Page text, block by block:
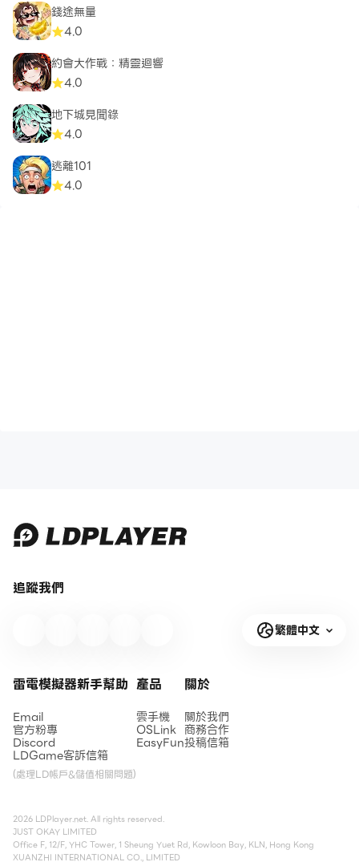
錢途無量
4.0
約會大作戰：精靈迴響
4.0
地下城見聞錄
4.0
逃離101
4.0
追蹤我們
繁體中文
雷電模擬器新手幫助
Email
官方粉專
Discord
LDGame客訴信箱
(處理LD帳戶&儲值相關問題)
產品
雲手機
OSLink
EasyFun
關於
關於我們
商務合作
投稿信箱
2026 LDPlayer.net. All rights reserved.
JUST OKAY LIMITED
Office F, 12/F, YHC Tower, 1 Sheung Yuet Rd, Kowloon Bay, KLN, Hong Kong
XUANZHI INTERNATIONAL CO., LIMITED